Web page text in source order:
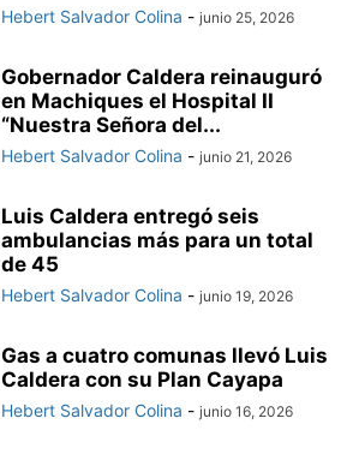
Hebert Salvador Colina - junio 25, 2026
Gobernador Caldera reinauguró
en Machiques el Hospital II
“Nuestra Señora del...
Hebert Salvador Colina - junio 21, 2026
Luis Caldera entregó seis
ambulancias más para un total
de 45
Hebert Salvador Colina - junio 19, 2026
Gas a cuatro comunas llevó Luis
Caldera con su Plan Cayapa
Hebert Salvador Colina - junio 16, 2026